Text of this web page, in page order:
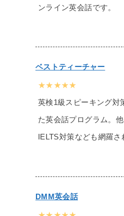
ンライン英会話です。
ベストティーチャー
★★★★★
英検1級スピーキング対
た英会話プログラム。
IELTS対策なども網羅さ
DMM英会話